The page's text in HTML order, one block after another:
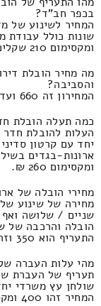
בכפר חב"ד?
המחיר לשינוע של
ומקסימום 210 שקלים.
מה מחיר הובלת
והסביבה?
המחירון זה 660 ועד 240 שקל.
כמה תעלה הובלת
העלות להובלת
יחד עם קרטון
ומקסימום 260 ₪.
מחירי הובלה של
מחירה של שינוע
שניים / שלושה ואף
הובלה והרכבה של
התעריף הוא 350 וזה מגיע עד 210 שקלים חדשים.
מהי עלות העברה
תעריף של העברת
שולחן עץ משרדי
המחיר זהו 400 ומקסימום 200 שקלים.